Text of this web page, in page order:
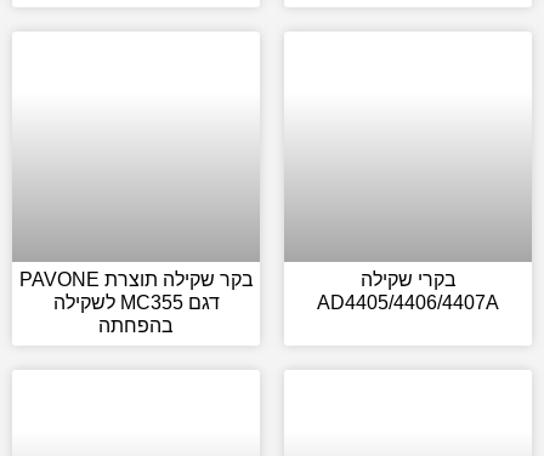
בקרי שקילה
AD4405/4406/4407A
בקר שקילה תוצרת PAVONE
דגם MC355 לשקילה
בהפחתה